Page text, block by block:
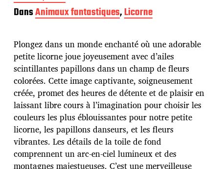
a
t
e
p
u
b
l
i
c
a
t
i
o
n
DansAnimaux fantastiques,Licorne
Plongez dans un monde enchanté où une adorable
petite licorne joue joyeusement avec d’ailes
scintillantes papillons dans un champ de fleurs
colorées. Cette image captivante, soigneusement
créée, promet des heures de détente et de plaisir en
laissant libre cours à l’imagination pour choisir les
couleurs les plus éblouissantes pour notre petite
licorne, les papillons danseurs, et les fleurs
vibrantes. Les détails de la toile de fond
comprennent un arc-en-ciel lumineux et des
montagnes majestueuses. C’est une merveilleuse